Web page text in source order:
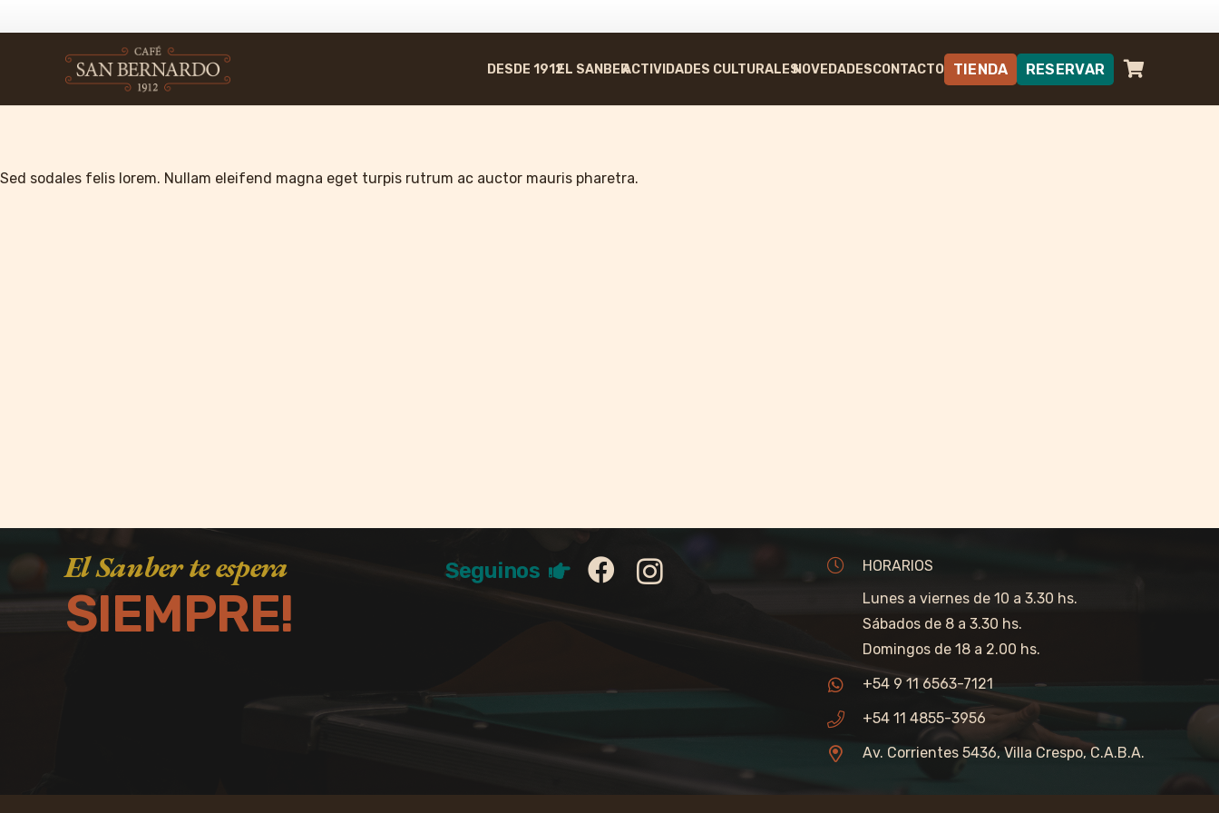
DESDE 1912EL SANBERACTIVIDADES CULTURALESNOVEDADESCONTACTO TIENDA RESERVAR
Sed sodales felis lorem. Nullam eleifend magna eget turpis rutrum ac auctor mauris pharetra.
El Sanber te espera
SIEMPRE!
Seguinos
HORARIOS
Lunes a viernes de 10 a 3.30 hs.
Sábados de 8 a 3.30 hs.
Domingos de 18 a 2.00 hs.
+54 9 11 6563-7121
+54 11 4855-3956
Av. Corrientes 5436, Villa Crespo, C.A.B.A.